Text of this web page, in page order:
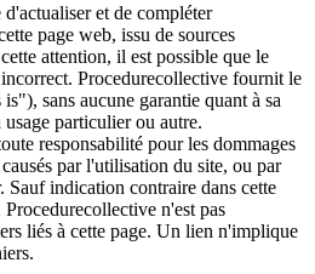
et de compléter
page web, issu de sources
attention, il est possible que le
Procedurecollective fournit le
sans aucune garantie quant à sa
particulier ou autre.
responsabilité pour les dommages
par l'utilisation du site, ou par
indication contraire dans cette
n'est pas
liés à cette page. Un lien n'implique